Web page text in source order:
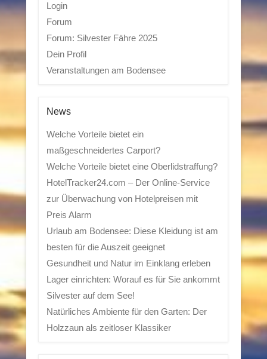
Login
Forum
Forum: Silvester Fähre 2025
Dein Profil
Veranstaltungen am Bodensee
News
Welche Vorteile bietet ein
maßgeschneidertes Carport?
Welche Vorteile bietet eine Oberlidstraffung?
HotelTracker24.com – Der Online-Service
zur Überwachung von Hotelpreisen mit
Preis Alarm
Urlaub am Bodensee: Diese Kleidung ist am
besten für die Auszeit geeignet
Gesundheit und Natur im Einklang erleben
Lager einrichten: Worauf es für Sie ankommt
Silvester auf dem See!
Natürliches Ambiente für den Garten: Der
Holzzaun als zeitloser Klassiker